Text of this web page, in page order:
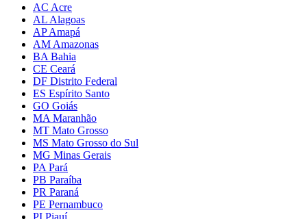
AC Acre
AL Alagoas
AP Amapá
AM Amazonas
BA Bahia
CE Ceará
DF Distrito Federal
ES Espírito Santo
GO Goiás
MA Maranhão
MT Mato Grosso
MS Mato Grosso do Sul
MG Minas Gerais
PA Pará
PB Paraíba
PR Paraná
PE Pernambuco
PI Piauí